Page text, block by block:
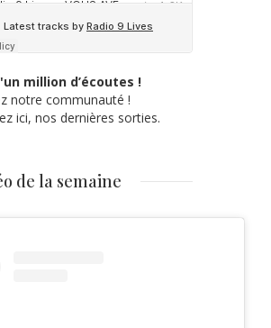
million d’écoutes !
notre communauté !
ici, nos dernières sorties.
de la semaine